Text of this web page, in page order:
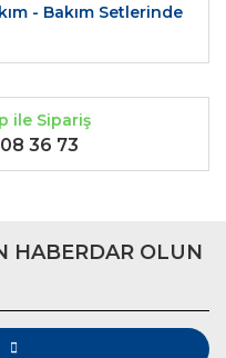
- Bakım Setlerinde
ile Sipariş
36 73
HABERDAR OLUN